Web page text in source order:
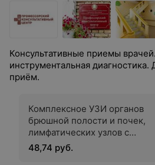
Консультативные приемы
инструментальная диагностика.
приём.
Комплексное УЗИ органов
брюшной полости и почек,
лимфатических узлов с
дуплексным сканированием
сосудов органов брюшной
48,74 руб.